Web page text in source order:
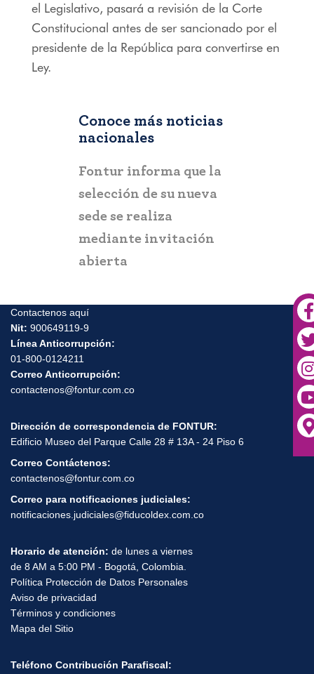
el Legislativo, pasará a revisión de la Corte
Constitucional antes de ser sancionado por el
presidente de la República para convertirse en
Ley.
Conoce más noticias
nacionales
Fontur informa que la
selección de su nueva
sede se realiza
mediante invitación
COLOMBIA
Gobierno del
Turístico de
Urabá antioqueño
Contactenos aquí
Nit:900649119-9
Línea Anticorrupción:
01-800-0124211
Correo Anticorrupción:
Dirección de correspondencia de FONTUR:
Edificio Museo del Parque Calle 28 # 13A - 24 Piso 6
Correo Contáctenos:
contactenos@fontur.com.co
Correo para notificaciones judiciales:
Horario de atención:de lunes a viernes
de 8 AM a 5:00 PM - Bogotá, Colombia.
Política Protección de Datos Personales
Aviso de privacidad
Términos y condiciones